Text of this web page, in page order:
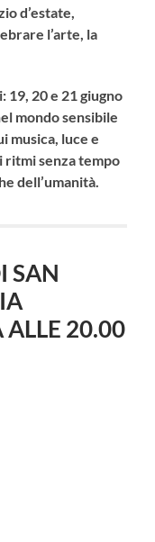
d’estate,
l’arte, la
19, 20 e 21 giugno
mondo sensibile
musica, luce e
senza tempo
dell’umanità.
SAN
ALLE 20.00